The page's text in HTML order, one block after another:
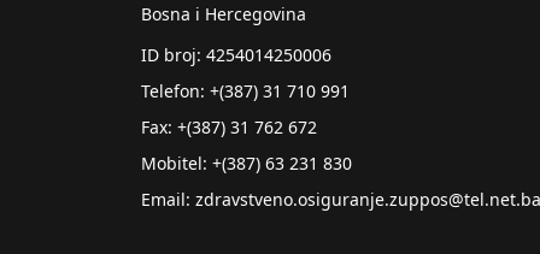
Bosna i Hercegovina
ID broj: 4254014250006
Telefon: +(387) 31 710 991
Fax: +(387) 31 762 672
Mobitel: +(387) 63 231 830
Email: zdravstveno.osiguranje.zuppos@tel.net.ba